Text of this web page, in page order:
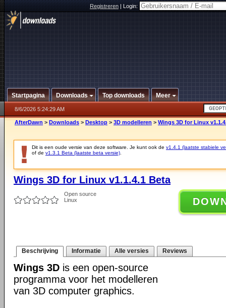
Registreren|Login:
Startpagina Downloads Top downloads Meer
8/6/2026 5:24:29 AM
AfterDawn > Downloads > Desktop > 3D modelleren > Wings 3D for Linux
Dit is een oude versie van deze software. Je kunt ook de v1.4.1 (laatste stabiele
of de v1.3.1 Beta (laatste beta versie)
Wings 3D for Linux v1.1.4.1 Beta
Open source
Linux
Beschrijving Informatie Alle versies Reviews
Wings 3D is een open-source
programma voor het modelleren
van 3D computer graphics.